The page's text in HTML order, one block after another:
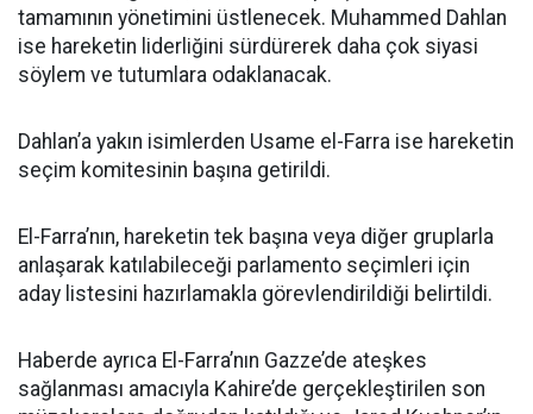
tamamının yönetimini üstlenecek. Muhammed Dahlan
ise hareketin liderliğini sürdürerek daha çok siyasi
söylem ve tutumlara odaklanacak.
Dahlan’a yakın isimlerden Usame el-Farra ise hareketin
seçim komitesinin başına getirildi.
El-Farra’nın, hareketin tek başına veya diğer gruplarla
anlaşarak katılabileceği parlamento seçimleri için
aday listesini hazırlamakla görevlendirildiği belirtildi.
Haberde ayrıca El-Farra’nın Gazze’de ateşkes
sağlanması amacıyla Kahire’de gerçekleştirilen son